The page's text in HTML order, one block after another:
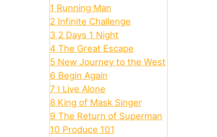
1 Running Man
2 Infinite Challenge
3 2 Days 1 Night
4 The Great Escape
5 New Journey to the West
6 Begin Again
7 I Live Alone
8 King of Mask Singer
9 The Return of Superman
10 Produce 101